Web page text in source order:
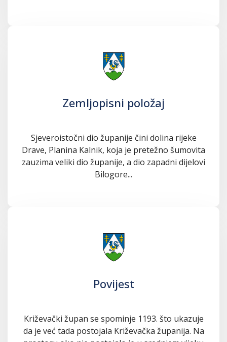
Zemljopisni položaj
Sjeveroistočni dio županije čini dolina rijeke
Drave, Planina Kalnik, koja je pretežno šumovita
zauzima veliki dio županije, a dio zapadni dijelovi
Bilogore...
Povijest
Križevački župan se spominje 1193. što ukazuje
da je već tada postojala Križevačka županija. Na